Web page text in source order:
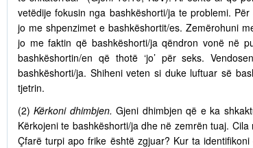
vetëdije fokusin nga bashkëshorti/ja te problemi.
jo me shpenzimet e bashkëshortit/es. Zemërohuni
jo me faktin që bashkëshorti/ja qëndron vonë në
bashkëshortin/en që thotë ‘jo’ për seks.
bashkëshorti/ja. Shiheni veten si duke luftuar së
tjetrin.
(2)Kërkoni dhimbjen. Gjeni dhimbjen që e ka
Kërkojeni te bashkëshorti/ja dhe në zemrën tuaj.
Çfarë turpi apo frike është zgjuar? Kur ta